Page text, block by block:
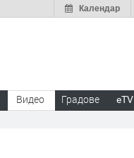
Календар
Видео Градове eTV